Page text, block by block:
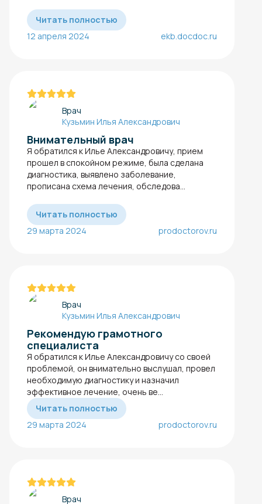
Читать полностью
12 апреля 2024
ekb.docdoc.ru
Врач
Кузьмин Илья Александрович
Внимательный врач
Я обратился к Илье Александровичу, прием
прошел в спокойном режиме, была сделана
диагностика, выявлено заболевание,
прописана схема лечения, обследова...
Читать полностью
29 марта 2024
prodoctorov.ru
Врач
Кузьмин Илья Александрович
Рекомендую грамотного
специалиста
Я обратился к Илье Александровичу со своей
проблемой, он внимательно выслушал, провел
необходимую диагностику и назначил
эффективное лечение, очень ве...
Читать полностью
29 марта 2024
prodoctorov.ru
Врач